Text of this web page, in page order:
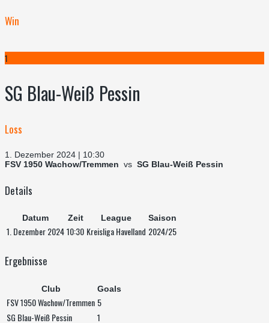
Win
1
SG Blau-Weiß Pessin
Loss
1. Dezember 2024 | 10:30
FSV 1950 Wachow/Tremmen vs SG Blau-Weiß Pessin
Details
Datum Zeit League Saison
1. Dezember 202410:30 Kreisliga Havelland 2024/25
Ergebnisse
Club Goals
FSV 1950 Wachow/Tremmen 5
SG Blau-Weiß Pessin
1